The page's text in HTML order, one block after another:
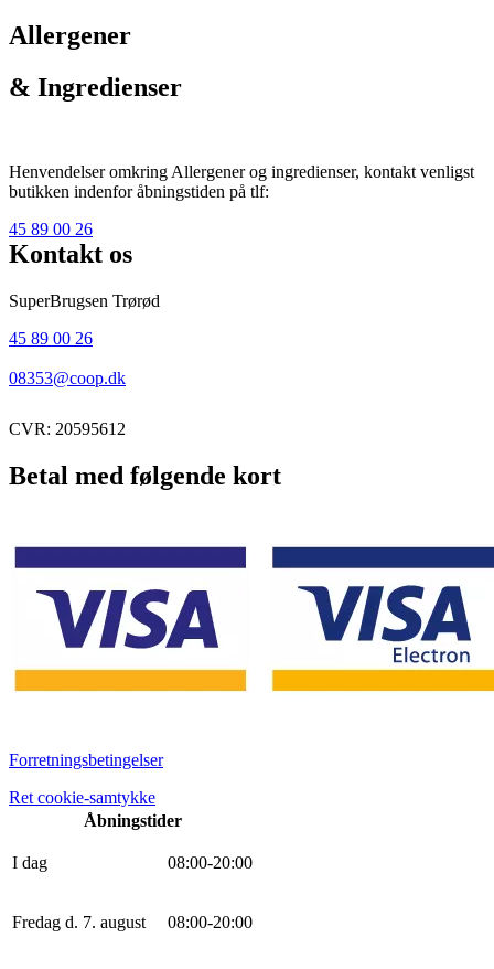
Allergener
& Ingredienser
Henvendelser omkring Allergener og ingredienser, kontakt venligst
butikken indenfor åbningstiden på tlf:
45 89 00 26
Kontakt os
SuperBrugsen Trørød
45 89 00 26
08353@coop.dk
CVR: 20595612
Betal med følgende kort
Forretningsbetingelser
Ret cookie-samtykke
Åbningstider
I dag 08:00-20:00
Fredag d. 7. august 08:00-20:00